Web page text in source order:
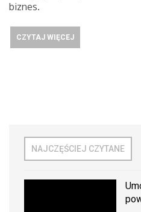
biznes.
CZYTAJ WIĘCEJ
NAJCZĘŚCIEJ CZYTANE